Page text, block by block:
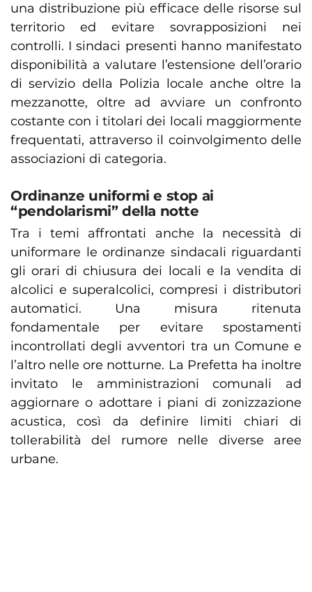
una distribuzione più efficace delle risorse sul
territorio ed evitare sovrapposizioni nei
controlli. I sindaci presenti hanno manifestato
disponibilità a valutare l’estensione dell’orario
di servizio della Polizia locale anche oltre la
mezzanotte, oltre ad avviare un confronto
costante con i titolari dei locali maggiormente
frequentati, attraverso il coinvolgimento delle
associazioni di categoria.
Ordinanze uniformi e stop ai
“pendolarismi” della notte
Tra i temi affrontati anche la necessità di
uniformare le ordinanze sindacali riguardanti
gli orari di chiusura dei locali e la vendita di
alcolici e superalcolici, compresi i distributori
automatici. Una misura ritenuta
fondamentale per evitare spostamenti
incontrollati degli avventori tra un Comune e
l’altro nelle ore notturne. La Prefetta ha inoltre
invitato le amministrazioni comunali ad
aggiornare o adottare i piani di zonizzazione
acustica, così da definire limiti chiari di
tollerabilità del rumore nelle diverse aree
urbane.